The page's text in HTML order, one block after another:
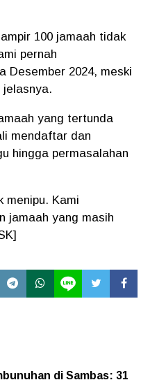
100 jamaah tidak
pernah
Desember 2024, meski
jelasnya.
yang tertunda
mendaftar dan
hingga permasalahan
menipu. Kami
jamaah yang masih
di Sambas: 31